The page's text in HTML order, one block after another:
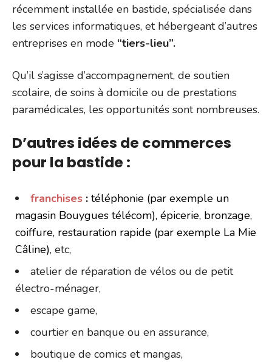
récemment installée en bastide, spécialisée dans
les services informatiques, et hébergeant d’autres
entreprises en mode “tiers-lieu”.
Qu’il s’agisse d’accompagnement, de soutien
scolaire, de soins à domicile ou de prestations
paramédicales, les opportunités sont nombreuses.
D’autres idées de commerces
pour la bastide :
franchises : téléphonie (par exemple un
magasin Bouygues télécom), épicerie, bronzage,
coiffure, restauration rapide (par exemple La Mie
Câline), etc,
atelier de réparation de vélos ou de petit
électro-ménager,
escape game,
courtier en banque ou en assurance,
boutique de comics et mangas,